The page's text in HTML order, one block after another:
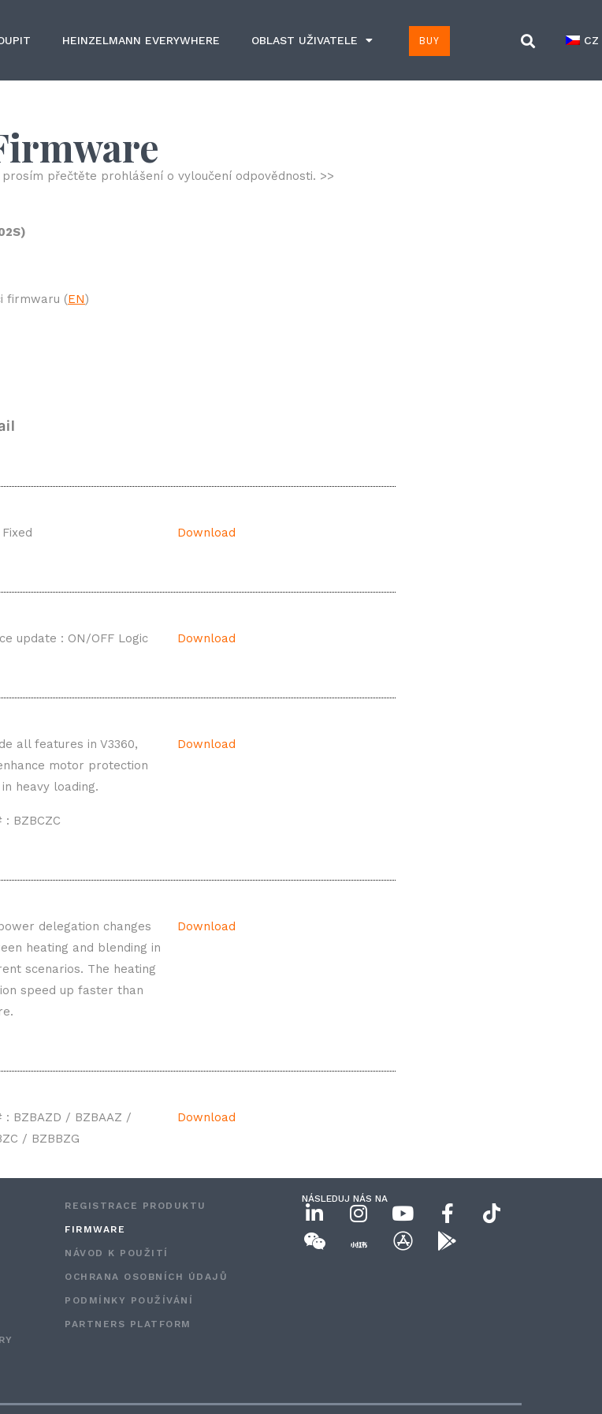
HEINZELMANN EVERYWHERE OBLAST UŽIVATELE BUY CZ
přečtěte prohlášení o vyloučení odpovědnosti. >>
firmwaru (EN)
Download
update : ON/OFF Logic Download
all features in V3360,
motor protection
heavy loading.
: BZBCZC
Download
delegation changes
heating and blending in
scenarios. The heating
speed up faster than
Download
: BZBAZD / BZBAAZ /
/ BZBBZG
Download
REGISTRACE PRODUKTU
FIRMWARE
NÁVOD K POUŽITÍ
OCHRANA OSOBNÍCH ÚDAJŮ
PODMÍNKY POUŽÍVÁNÍ
PARTNERS PLATFORM
NÁSLEDUJ NÁS NA